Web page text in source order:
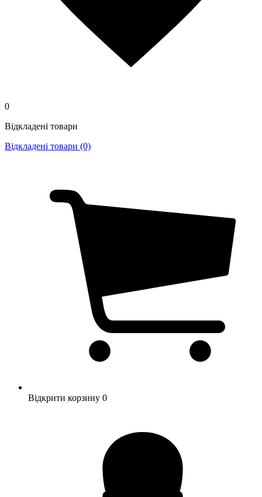
0
Відкладені товари
Відкладені товари (0)
Відкрити корзину 0